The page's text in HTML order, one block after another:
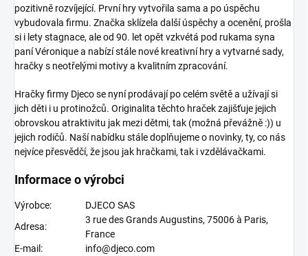
pozitivně rozvíjející. První hry vytvořila sama a po úspěchu
vybudovala firmu. Značka sklízela další úspěchy a ocenění, prošla
si i lety stagnace, ale od 90. let opět vzkvétá pod rukama syna
paní Véronique a nabízí stále nové kreativní hry a vytvarné sady,
hračky s neotřelými motivy a kvalitním zpracování.
Hračky firmy Djecose nyní prodávají po celém světě a užívají si
jich děti i u protinožců. Originalita těchto hraček zajišťuje jejich
obrovskou atraktivitu jak mezi dětmi, tak (možná převážně :)) u
jejich rodičů. Naší nabídku stále doplňujeme o novinky, ty, co nás
nejvíce přesvědčí, že jsou jak hračkami, tak i vzdělávačkami.
Informace o výrobci
Výrobce:
DJECO SAS
Adresa:
3 rue des Grands Augustins, 75006 à Paris,
France
E-mail:
info@djeco.com